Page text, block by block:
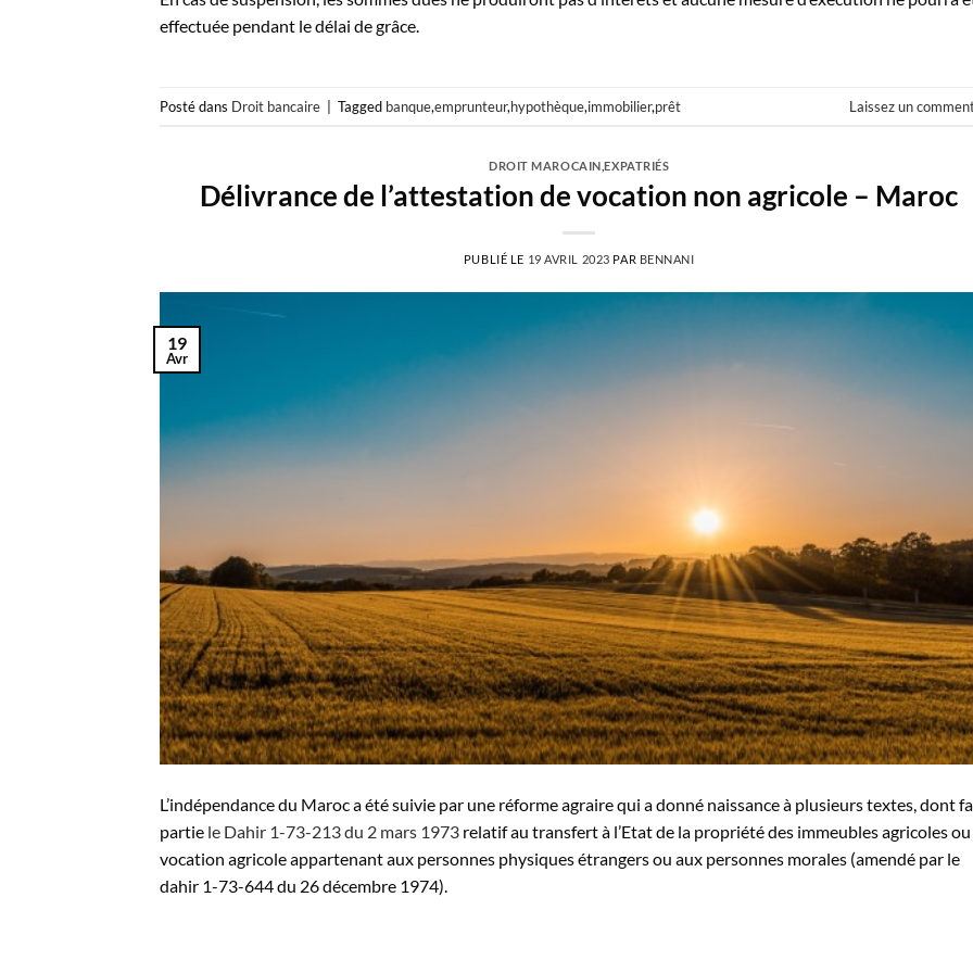
effectuée pendant le délai de grâce.
Posté dans Droit bancaire Tagged banque,emprunteur,hypothèque,immobilier,prêt Laissez un
DROIT MAROCAIN ,EXPATRIÉS
Délivrance de l’attestation de vocation non agricole – Maroc
PUBLIÉ LE 19 AVRIL 2023 PAR BENNANI
19
Avr
L’indépendance du Maroc a été suivie par une réforme agraire qui a donné naissance à plusieurs textes, dont
partie le Dahir 1-73-213 du 2 mars 1973 relatif au transfert à l’Etat de la propriété des immeubles agricoles ou
vocation agricole appartenant aux personnes physiques étrangers ou aux personnes morales (amendé par le
dahir 1-73-644 du 26 décembre 1974).